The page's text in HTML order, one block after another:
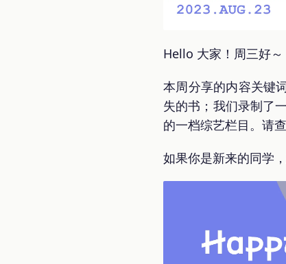
Hello 大家！周三好～
本周分享的内容关键
失的书；我们录制了
的一档综艺栏目。请
如果你是新来的同学